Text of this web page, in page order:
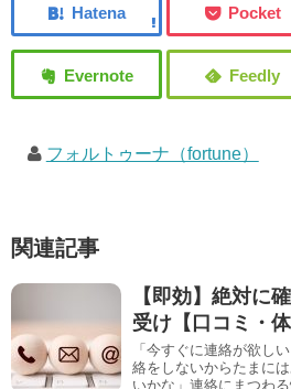
フォルトゥーナ（fortune）
関連記事
【即効】絶対に
受け【口コミ・
「今すぐに連絡が欲し
絡をしないからたまに
いかな」連絡にまつわ